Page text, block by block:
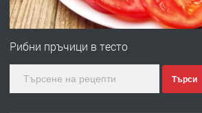
ПРЕДЛАГА Курс Помощник-
Рибни пръчици в тесто
Търси